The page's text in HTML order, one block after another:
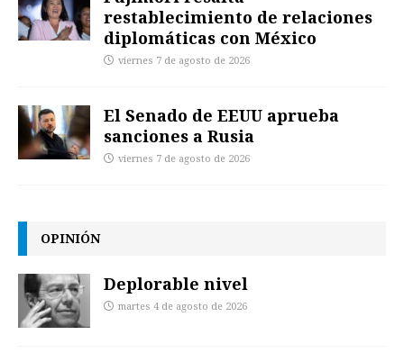
restablecimiento de relaciones
diplomáticas con México
viernes 7 de agosto de 2026
El Senado de EEUU aprueba
sanciones a Rusia
viernes 7 de agosto de 2026
OPINIÓN
Deplorable nivel
martes 4 de agosto de 2026